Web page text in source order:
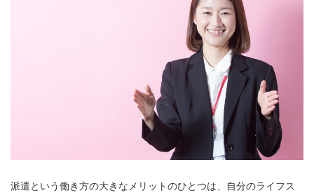
派遣という働き方の大きなメリットのひとつは、自分のライフス